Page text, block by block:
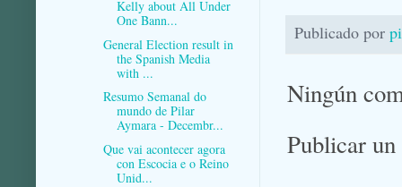
Publicado por
Ningún
Publicar
Kelly about All Under
One Bann...
General Election result in
the Spanish Media
with ...
Resumo Semanal do
mundo de Pilar
Aymara - Decembr...
Que vai acontecer agora
con Escocia e o Reino
Unid...